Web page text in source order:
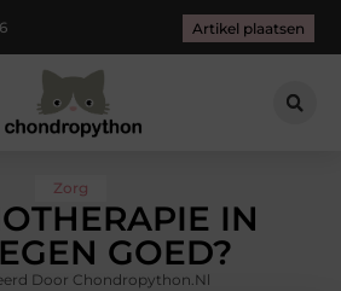
Artikel plaatsen
Zorg
IN
GOED?
Door Chondropython.nl